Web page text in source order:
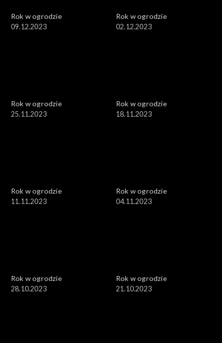
Rok w ogrodzie
09.12.2023
Rok w ogrodzie
02.12.2023
Rok w ogrodzie
25.11.2023
Rok w ogrodzie
18.11.2023
Rok w ogrodzie
11.11.2023
Rok w ogrodzie
04.11.2023
Rok w ogrodzie
28.10.2023
Rok w ogrodzie
21.10.2023